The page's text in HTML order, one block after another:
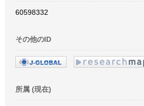
60598332
その他のID
所属 (現在)